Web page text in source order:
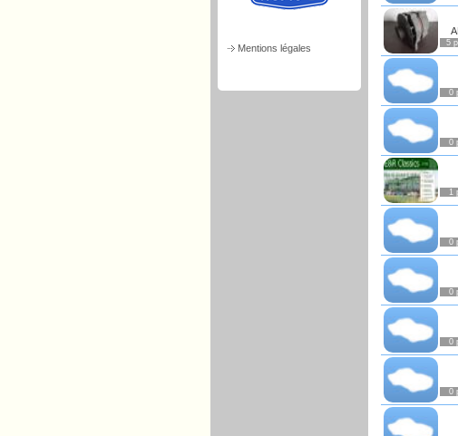
Mentions légales 5
0
0
1
0
0
0
0